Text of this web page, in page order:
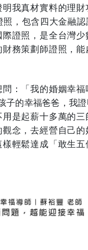
我真材實料的理財
照，包含四大金融
證照，是全台灣少
財務策劃師證照，
：「我的婚姻幸
子的幸福爸爸，我
用是起薪十多萬的三
念，去經營自己的
輕鬆達成「敢生五